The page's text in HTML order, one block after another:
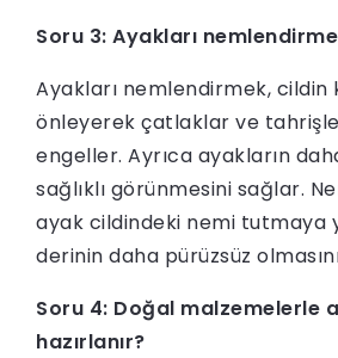
Soru 3: Ayakları
Ayakları nemlendirmek, cildin
önleyerek çatlaklar ve
engeller. Ayrıca ayakların
sağlıklı görünmesini sağlar.
ayak cildindeki nemi tutmaya
derinin daha pürüzsüz
Soru 4: Doğal malzemelerle
hazırlanır?